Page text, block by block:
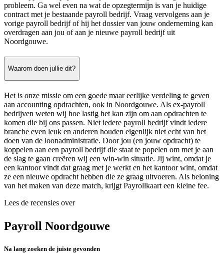
probleem. Ga wel even na wat de opzegtermijn is van je huidige
contract met je bestaande payroll bedrijf. Vraag vervolgens aan je
vorige payroll bedrijf of hij het dossier van jouw onderneming kan
overdragen aan jou of aan je nieuwe payroll bedrijf uit
Noordgouwe.
Waarom doen jullie dit?
Het is onze missie om een goede maar eerlijke verdeling te geven
aan accounting opdrachten, ook in Noordgouwe. Als ex-payroll
bedrijven weten wij hoe lastig het kan zijn om aan opdrachten te
komen die bij ons passen. Niet iedere payroll bedrijf vindt iedere
branche even leuk en anderen houden eigenlijk niet echt van het
doen van de loonadministratie. Door jou (en jouw opdracht) te
koppelen aan een payroll bedrijf die staat te popelen om met je aan
de slag te gaan creëren wij een win-win situatie. Jij wint, omdat je
een kantoor vindt dat graag met je werkt en het kantoor wint, omdat
ze een nieuwe opdracht hebben die ze graag uitvoeren. Als beloning
van het maken van deze match, krijgt Payrollkaart een kleine fee.
Lees de recensies over
Payroll Noordgouwe
Na lang zoeken de juiste gevonden